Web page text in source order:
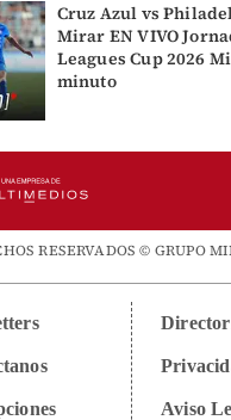
Cruz Azul vs
Mirar EN VIVO
Leagues Cup 2026
minuto
RESERVADOS © GRUPO
Aviso